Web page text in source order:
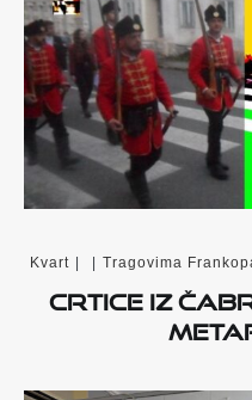
Kvart Tragovima
CRTICE IZ